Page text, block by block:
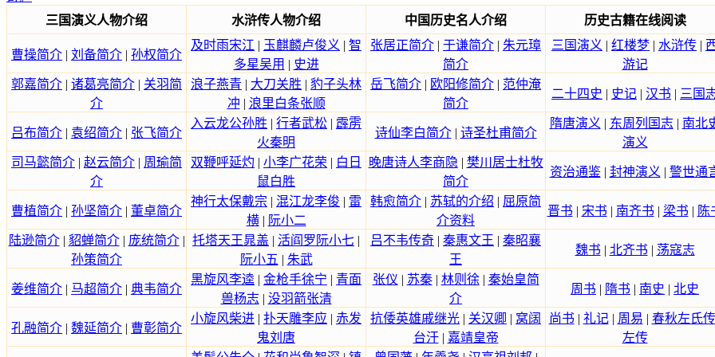
三国演义人物介绍
水浒传人物介绍 中国历史名人介绍 历史古籍在线阅读
曹操简介 | 刘备简介 | 孙权简介
及时雨宋江 | 玉麒麟卢俊义 | 智
多星吴用 | 史进
张居正简介 | 于谦简介 | 朱元璋
简介
三国演义 | 红楼梦 | 水浒传 |
游记
郭嘉简介 | 诸葛亮简介 | 关羽简
介
浪子燕青 | 大刀关胜 | 豹子头林
冲 | 浪里白条张顺
岳飞简介 | 欧阳修简介 | 范仲淹
简介
二十四史 | 史记 | 汉书 | 三国
吕布简介 | 袁绍简介 | 张飞简介
入云龙公孙胜 | 行者武松 | 霹雳
火秦明
诗仙李白简介| 诗圣杜甫简介
隋唐演义 | 东周列国志| 南北
演义
司马懿简介 | 赵云简介 | 周瑜简
介
双鞭呼延灼 | 小李广花荣 | 白日
鼠白胜
晚唐诗人李商隐 | 樊川居士杜牧
简介
资治通鉴| 封神演义 | 警世通
曹植简介 | 孙坚简介 | 董卓简介
神行太保戴宗 | 混江龙李俊 | 雷
横| 阮小二
韩愈简介 | 苏轼的介绍 | 屈原简
介资料
晋书 | 宋书 | 南齐书 | 梁书 | 陈
陆逊简介| 貂蝉简介| 庞统简介|
孙策简介
托塔天王晁盖 | 活阎罗阮小七 |
阮小五 | 朱武
吕不韦传奇 | 秦惠文王 | 秦昭襄
王
魏书 | 北齐书 | 荡寇志
姜维简介 | 马超简介 | 典韦简介
黑旋风李逵 | 金枪手徐宁 | 青面
兽杨志| 没羽箭张清
张仪 | 苏秦| 林则徐| 秦始皇简
介
周书 | 隋书 | 南史 | 北史
孔融简介 | 魏延简介 | 曹彰简介
小旋风柴进 | 扑天雕李应 | 赤发
鬼刘唐
抗倭英雄戚继光 | 关汉卿 | 窝阔
台汗| 嘉靖皇帝
尚书 | 礼记| 周易 | 春秋左氏传
左传